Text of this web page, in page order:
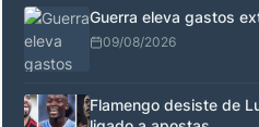
Guerra eleva gastos
09/08/2026
Flamengo desiste de